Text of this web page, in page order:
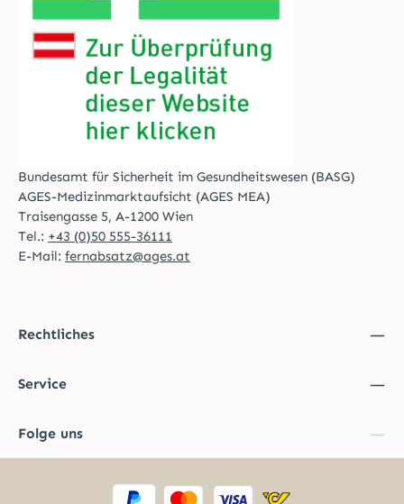
Bundesamt für Sicherheit im Gesundheitswesen (BASG)
AGES-Medizinmarktaufsicht (AGES MEA)
Traisengasse 5, A-1200 Wien
Tel.: +43 (0)50 555-36111
E-Mail: fernabsatz@ages.at
Rechtliches
Service
Folge uns